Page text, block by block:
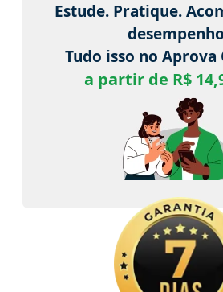
Estude. Pratique.
Tudo isso no Aprova
a partir de R$